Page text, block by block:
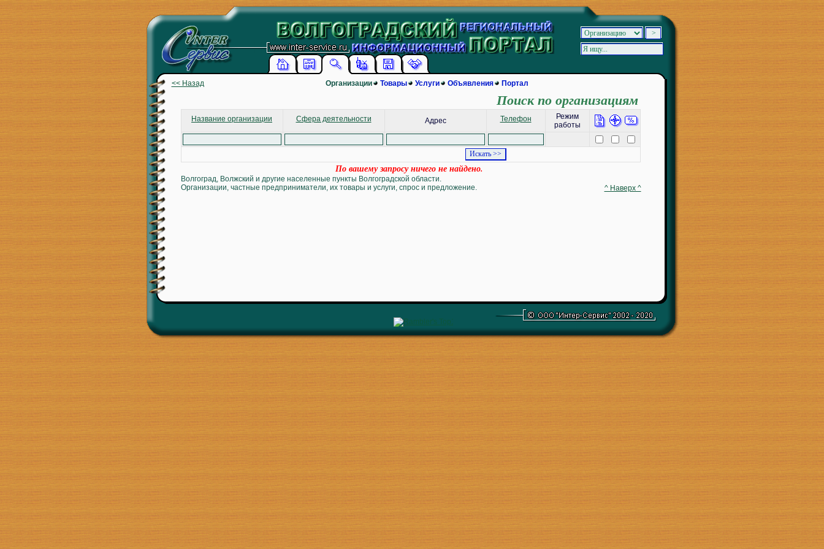
<< Назад Организации Товары Услуги Объявления Портал
Поиск по организациям
Название организации Сфера деятельности Адрес Телефон
Режим
работы
По вашему запросу ничего не найдено.
Волгоград, Волжский и другие населенные пункты Волгоградской области.
Организации, частные предприниматели, их товары и услуги, спрос и предложение.
^ Наверх ^